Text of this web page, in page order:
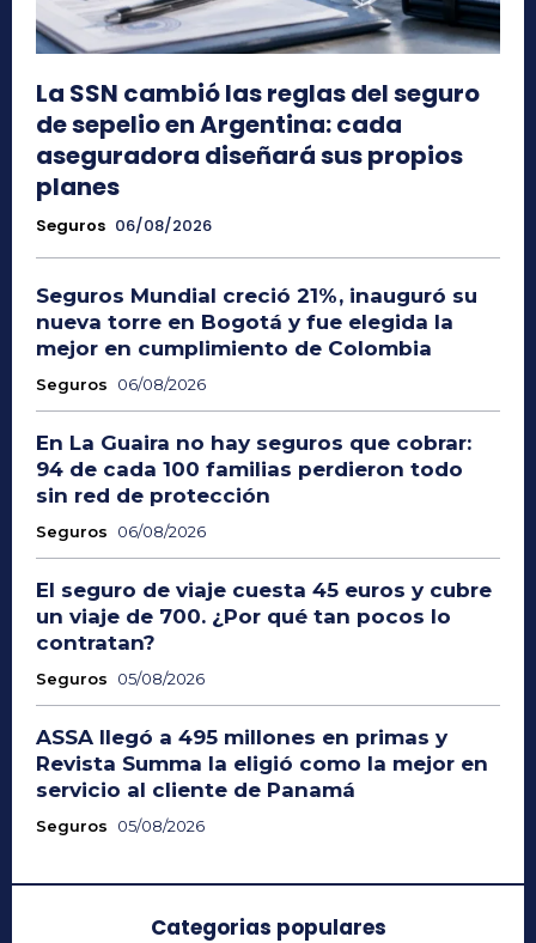
La SSN cambió las reglas del seguro
de sepelio en Argentina: cada
aseguradora diseñará sus propios
planes
Seguros 06/08/2026
Seguros Mundial creció 21%, inauguró su
nueva torre en Bogotá y fue elegida la
mejor en cumplimiento de Colombia
Seguros 06/08/2026
En La Guaira no hay seguros que cobrar:
94 de cada 100 familias perdieron todo
sin red de protección
Seguros 06/08/2026
El seguro de viaje cuesta 45 euros y cubre
un viaje de 700. ¿Por qué tan pocos lo
contratan?
Seguros 05/08/2026
ASSA llegó a 495 millones en primas y
Revista Summa la eligió como la mejor en
servicio al cliente de Panamá
Seguros 05/08/2026
Categorias populares